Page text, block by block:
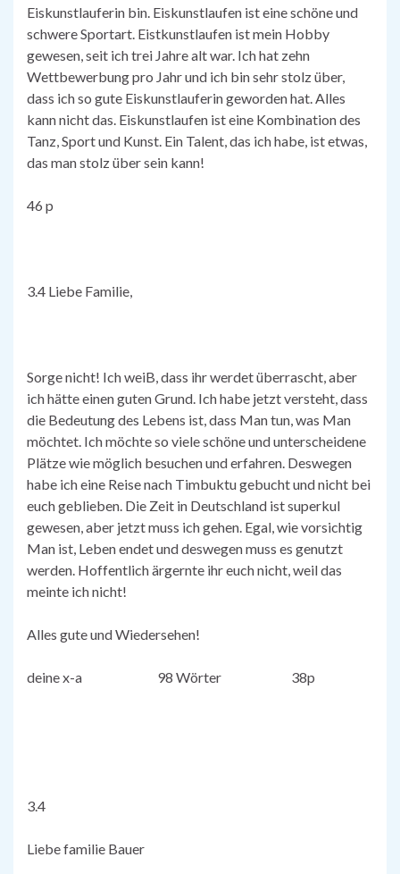
Eiskunstlauferin bin. Eiskunstlaufen ist eine schöne und
schwere Sportart. Eistkunstlaufen ist mein Hobby
gewesen, seit ich trei Jahre alt war. Ich hat zehn
Wettbewerbung pro Jahr und ich bin sehr stolz über,
dass ich so gute Eiskunstlauferin geworden hat. Alles
kann nicht das. Eiskunstlaufen ist eine Kombination des
Tanz, Sport und Kunst. Ein Talent, das ich habe, ist etwas,
das man stolz über sein kann!
46 p
3.4 Liebe Familie,
Sorge nicht! Ich weiB, dass ihr werdet überrascht, aber
ich hätte einen guten Grund. Ich habe jetzt versteht, dass
die Bedeutung des Lebens ist, dass Man tun, was Man
möchtet. Ich möchte so viele schöne und unterscheidene
Plätze wie möglich besuchen und erfahren. Deswegen
habe ich eine Reise nach Timbuktu gebucht und nicht bei
euch geblieben. Die Zeit in Deutschland ist superkul
gewesen, aber jetzt muss ich gehen. Egal, wie vorsichtig
Man ist, Leben endet und deswegen muss es genutzt
werden. Hoffentlich ärgernte ihr euch nicht, weil das
meinte ich nicht!
Alles gute und Wiedersehen!
deine x-a 98 Wörter 38p
3.4
Liebe familie Bauer